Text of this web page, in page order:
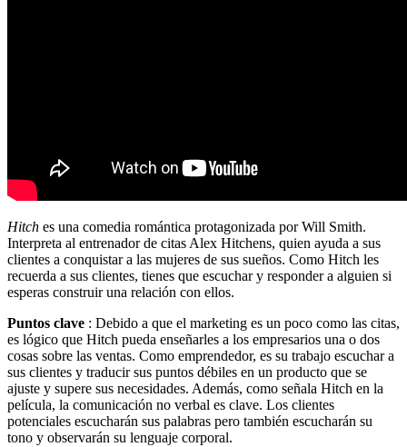
Hitch es una comedia romántica protagonizada por Will Smith.
Interpreta al entrenador de citas Alex Hitchens, quien ayuda a sus
clientes a conquistar a las mujeres de sus sueños. Como Hitch les
recuerda a sus clientes, tienes que escuchar y responder a alguien si
esperas construir una relación con ellos.
Puntos clave : Debido a que el marketing es un poco como las citas,
es lógico que Hitch pueda enseñarles a los empresarios una o dos
cosas sobre las ventas. Como emprendedor, es su trabajo escuchar a
sus clientes y traducir sus puntos débiles en un producto que se
ajuste y supere sus necesidades. Además, como señala Hitch en la
película, la comunicación no verbal es clave. Los clientes
potenciales escucharán sus palabras pero también escucharán su
tono y observarán su lenguaje corporal.